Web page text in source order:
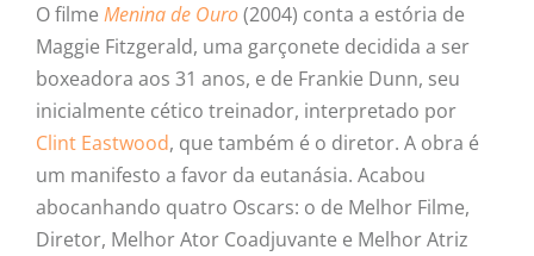
O filme Menina de Ouro(2004) conta a estória de
Maggie Fitzgerald, uma garçonete decidida a ser
boxeadora aos 31 anos, e de Frankie Dunn, seu
inicialmente cético treinador, interpretado por
Clint Eastwood, que também é o diretor. A obra é
um manifesto a favor da eutanásia. Acabou
abocanhando quatro Oscars: o de Melhor Filme,
Diretor, Melhor Ator Coadjuvante e Melhor Atriz